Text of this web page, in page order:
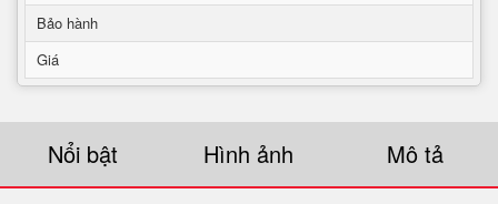
Bảo hành
Giá
Nổi bật Hình ảnh Mô tả